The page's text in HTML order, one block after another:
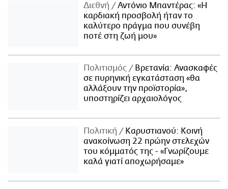
Διεθνή
Αντόνιο Μπαντέρας: «Η
καρδιακή προσβολή ήταν το
καλύτερο πράγμα που συνέβη
ποτέ στη ζωή μου»
Πολιτισμός
Βρετανία: Ανασκαφές
σε πυρηνική εγκατάσταση «θα
αλλάξουν την προϊστορία»,
υποστηρίζει αρχαιολόγος
Πολιτική
Καρυστιανού: Κοινή
ανακοίνωση 22 πρώην στελεχών
του κόμματός της - «Γνωρίζουμε
καλά γιατί αποχωρήσαμε»